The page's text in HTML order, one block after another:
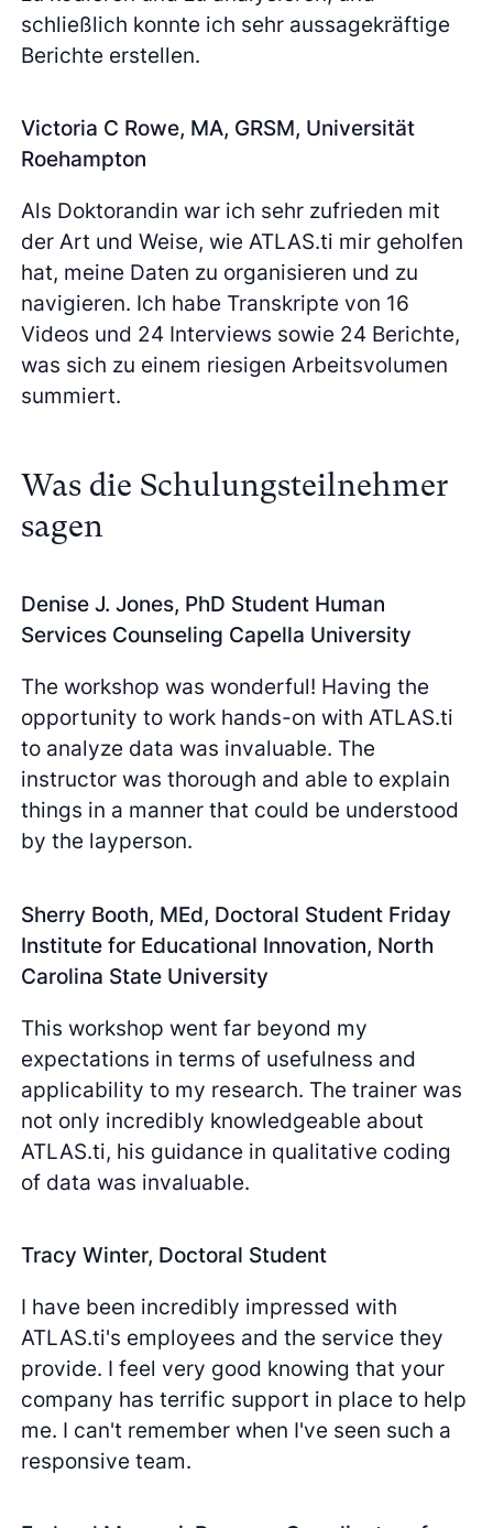
schließlich konnte ich sehr aussagekräftige
Berichte erstellen.
Victoria C Rowe, MA, GRSM, Universität
Roehampton
Als Doktorandin war ich sehr zufrieden mit
der Art und Weise, wie ATLAS.ti mir geholfen
hat, meine Daten zu organisieren und zu
navigieren. Ich habe Transkripte von 16
Videos und 24 Interviews sowie 24 Berichte,
was sich zu einem riesigen Arbeitsvolumen
summiert.
Was die Schulungsteilnehmer
sagen
Denise J. Jones, PhD Student Human
Services Counseling Capella University
The workshop was wonderful! Having the
opportunity to work hands-on with ATLAS.ti
to analyze data was invaluable. The
instructor was thorough and able to explain
things in a manner that could be understood
by the layperson.
Sherry Booth, MEd, Doctoral Student Friday
Institute for Educational Innovation, North
Carolina State University
This workshop went far beyond my
expectations in terms of usefulness and
applicability to my research. The trainer was
not only incredibly knowledgeable about
ATLAS.ti, his guidance in qualitative coding
of data was invaluable.
Tracy Winter, Doctoral Student
I have been incredibly impressed with
ATLAS.ti's employees and the service they
provide. I feel very good knowing that your
company has terrific support in place to help
me. I can't remember when I've seen such a
responsive team.